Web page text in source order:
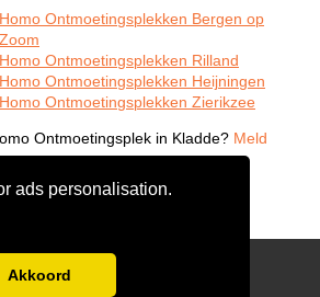
ads personalisation.
Akkoord
Homo Ontmoetingsplekken Bergen op
Zoom
Homo Ontmoetingsplekken Rilland
Homo Ontmoetingsplekken Heijningen
Homo Ontmoetingsplekken Zierikzee
Ontmoetingsplek in Kladde? Meld